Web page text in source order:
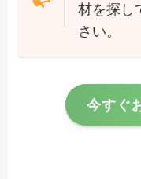
材を探し
さい。
今すぐ